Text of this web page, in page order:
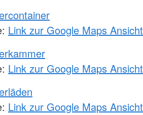
Link zur Google Maps Ansicht
Link zur Google Maps Ansicht
Link zur Google Maps Ansicht